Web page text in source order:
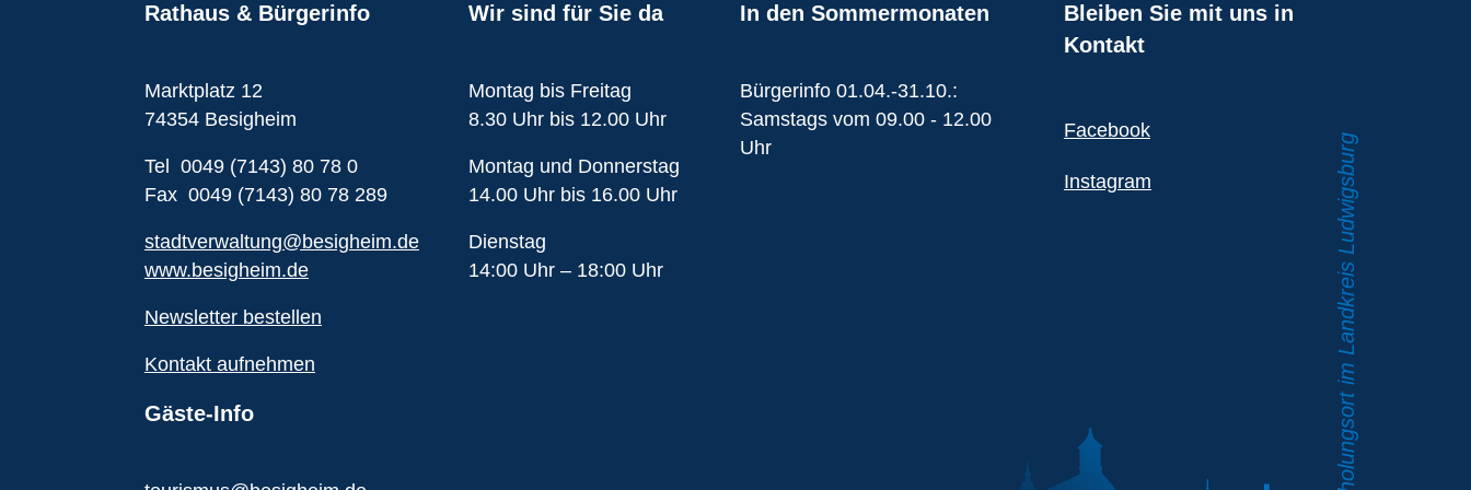
Rathaus & Bürgerinfo
Marktplatz 12
74354 Besigheim
Tel 0049 (7143) 80 78 0
Fax 0049 (7143) 80 78 289
stadtverwaltung@besigheim.de
www.besigheim.de
Newsletter bestellen
Kontakt aufnehmen
Gäste-Info
Wir sind für Sie da
Montag bis Freitag
8.30 Uhr bis 12.00 Uhr
Montag und Donnerstag
14.00 Uhr bis 16.00 Uhr
Dienstag
14:00 Uhr – 18:00 Uhr
In den Sommermonaten
Bürgerinfo 01.04.-31.10.:
Samstags vom 09.00 - 12.00
Uhr
Bleiben Sie mit uns in
Kontakt
Facebook
Instagram